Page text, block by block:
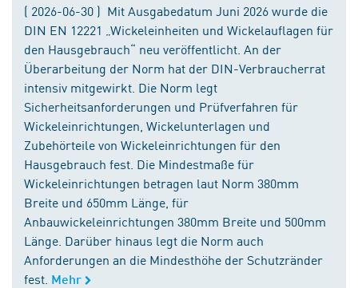
( 2026-06-30 ) Mit Ausgabedatum Juni 2026 wurde die
DIN EN 12221 „Wickeleinheiten und Wickelauflagen für
den Hausgebrauch“ neu veröffentlicht. An der
Überarbeitung der Norm hat der DIN-Verbraucherrat
intensiv mitgewirkt. Die Norm legt
Sicherheitsanforderungen und Prüfverfahren für
Wickeleinrichtungen, Wickelunterlagen und
Zubehörteile von Wickeleinrichtungen für den
Hausgebrauch fest. Die Mindestmaße für
Wickeleinrichtungen betragen laut Norm 380mm
Breite und 650mm Länge, für
Anbauwickeleinrichtungen 380mm Breite und 500mm
Länge. Darüber hinaus legt die Norm auch
Anforderungen an die Mindesthöhe der Schutzränder
fest. Mehr